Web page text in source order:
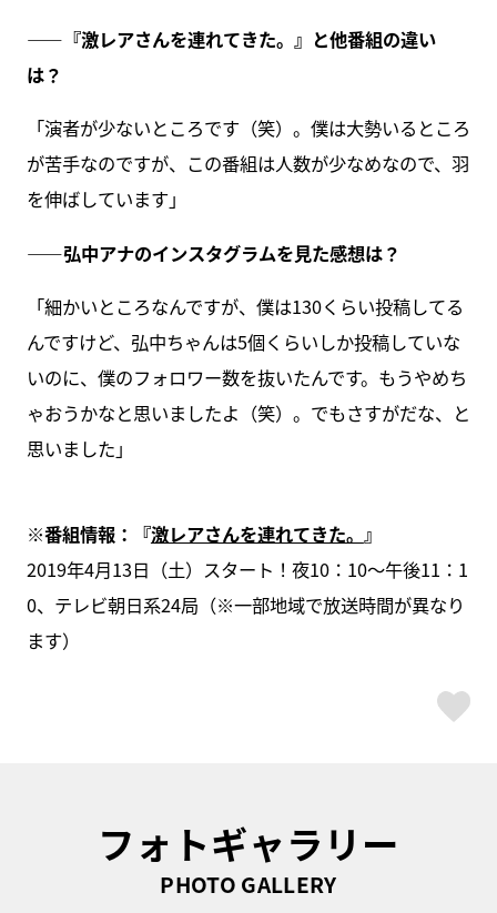
――『激レアさんを連れてきた。』と他番組の違い
は？
「演者が少ないところです（笑）。僕は大勢いるところ
が苦手なのですが、この番組は人数が少なめなので、羽
を伸ばしています」
――弘中アナのインスタグラムを見た感想は？
「細かいところなんですが、僕は130くらい投稿してる
んですけど、弘中ちゃんは5個くらいしか投稿していな
いのに、僕のフォロワー数を抜いたんです。もうやめち
ゃおうかなと思いましたよ（笑）。でもさすがだな、と
思いました」
※番組情報：『激レアさんを連れてきた。 』
2019年4月13日（土）スタート！夜10：10～午後11：1
0、テレビ朝日系24局（※一部地域で放送時間が異なり
ます）
フォトギャラリー
PHOTO GALLERY